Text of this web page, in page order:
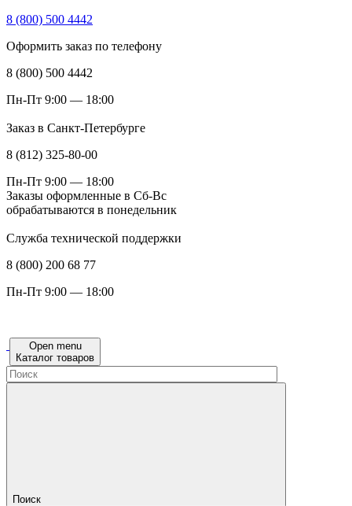
8 (800) 500 4442
Оформить заказ по телефону
8 (800) 500 4442
Пн-Пт 9:00 — 18:00
Заказ в Санкт-Петербурге
8 (812) 325-80-00
Пн-Пт 9:00 — 18:00
Заказы оформленные в Сб-Вс
обрабатываются в понедельник
Служба технической поддержки
8 (800) 200 68 77
Пн-Пт 9:00 — 18:00
Open menu
Каталог товаров
Поиск